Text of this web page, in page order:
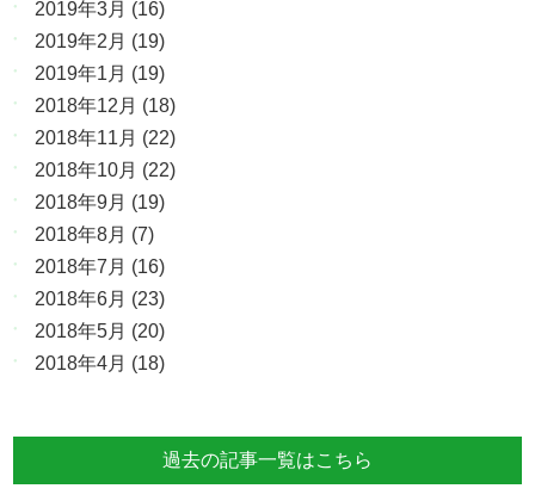
2019年3月 (16)
2019年2月 (19)
2019年1月 (19)
2018年12月 (18)
2018年11月 (22)
2018年10月 (22)
2018年9月 (19)
2018年8月 (7)
2018年7月 (16)
2018年6月 (23)
2018年5月 (20)
2018年4月 (18)
過去の記事一覧はこちら